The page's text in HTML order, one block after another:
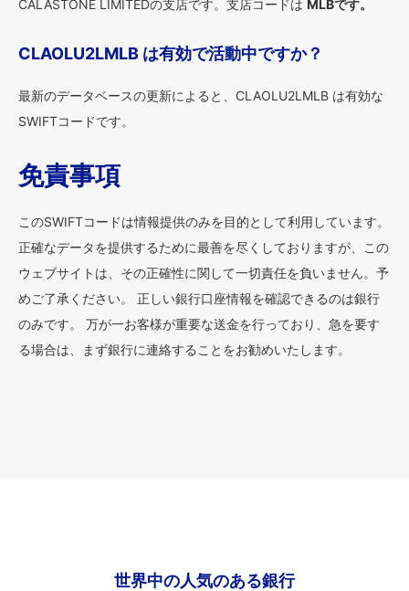
CALASTONE LIMITEDの支店です。支店コードは MLBです。
CLAOLU2LMLB は有効で活動中ですか？
最新のデータベースの更新によると、CLAOLU2LMLB は有効な
SWIFTコードです。
免責事項
このSWIFTコードは情報提供のみを目的として利用しています。
正確なデータを提供するために最善を尽くしておりますが、この
ウェブサイトは、その正確性に関して一切責任を負いません。予
めご了承ください。 正しい銀行口座情報を確認できるのは銀行
のみです。 万が一お客様が重要な送金を行っており、急を要す
る場合は、まず銀行に連絡することをお勧めいたします。
世界中の人気のある銀行